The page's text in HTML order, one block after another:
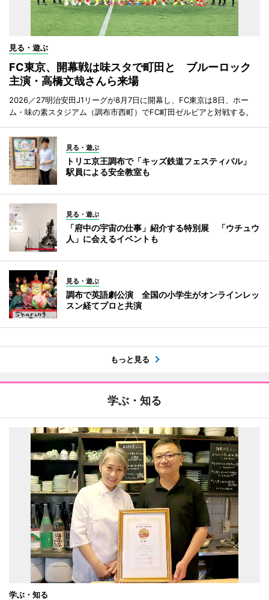
見る・遊ぶ
FC東京、開幕戦は味スタで町田と ブルーロック
主演・高橋文哉さんら来場
2026／27明治安田J1リーグが8月7日に開幕し、FC東京は8日、ホー
ム・味の素スタジアム（調布市西町）でFC町田ゼルビアと対戦する。
見る・遊ぶ
トリエ京王調布で「キッズ鉄道フェスティバル」
駅員による安全教室も
見る・遊ぶ
「府中の宇宙の仕事」紹介する特別展 「ウチュウ
人」に会えるイベントも
見る・遊ぶ
調布で英語劇公演 全国の小学生がオンラインレッ
スン経てプロと共演
もっと見る
学ぶ・知る
学ぶ・知る